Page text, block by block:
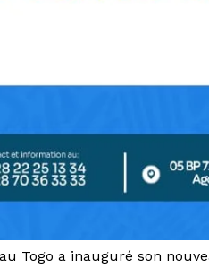
Togo a inauguré son